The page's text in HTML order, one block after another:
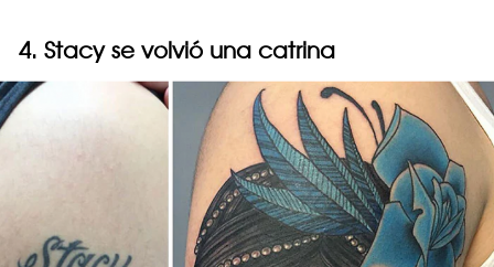
4. Stacy se volvió una catrina